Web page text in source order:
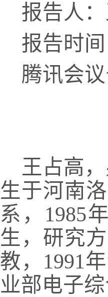
报告人
报告时间
腾讯会议
王占高
生于河南洛
系， 1985
生，研究
教， 1991
业部电子